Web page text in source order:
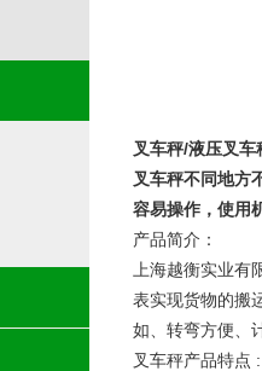
叉车秤/液压叉
叉车秤不同地方
容易操作，使用
产品简介：
上海越衡实业有
表实现货物的搬
如、转弯方便、
叉车秤产品特点 :